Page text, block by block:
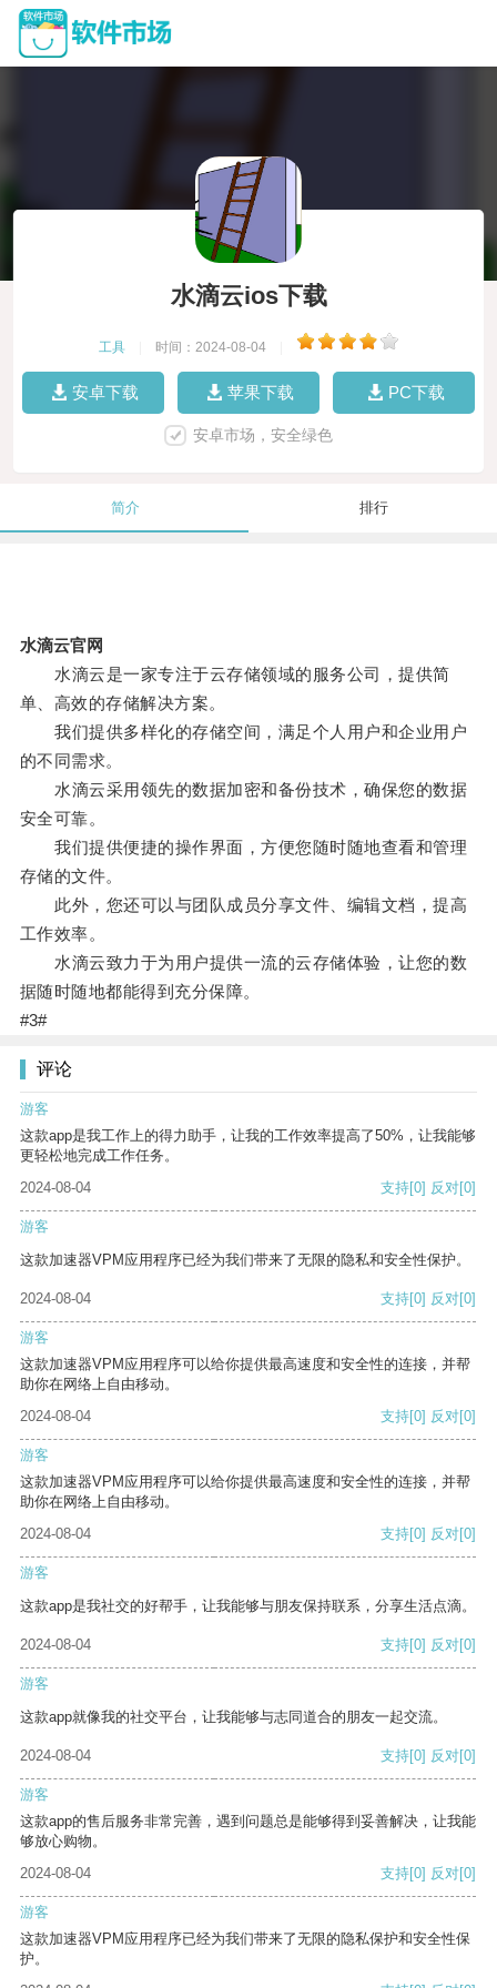
水滴云ios下载
工具 时间：2024-08-04
安卓下载 苹果下载 PC下载
安卓市场，安全绿色
简介 排行
水滴云官网
水滴云是一家专注于云存储领域的服务公司，提供简
单、高效的存储解决方案。
我们提供多样化的存储空间，满足个人用户和企业用户
的不同需求。
水滴云采用领先的数据加密和备份技术，确保您的数据
安全可靠。
我们提供便捷的操作界面，方便您随时随地查看和管理
存储的文件。
此外，您还可以与团队成员分享文件、编辑文档，提高
工作效率。
水滴云致力于为用户提供一流的云存储体验，让您的数
据随时随地都能得到充分保障。
#3#
评论
游客
这款app是我工作上的得力助手，让我的工作效率提高了50%，让我能够
更轻松地完成工作任务。
2024-08-04
支持[0] 反对[0]
游客
这款加速器VPM应用程序已经为我们带来了无限的隐私和安全性保护。
2024-08-04 支持[0] 反对[0]
游客
这款加速器VPM应用程序可以给你提供最高速度和安全性的连接，并帮
助你在网络上自由移动。
2024-08-04
支持[0] 反对[0]
游客
这款加速器VPM应用程序可以给你提供最高速度和安全性的连接，并帮
助你在网络上自由移动。
2024-08-04
支持[0] 反对[0]
游客
这款app是我社交的好帮手，让我能够与朋友保持联系，分享生活点滴。
2024-08-04 支持[0] 反对[0]
游客
这款app就像我的社交平台，让我能够与志同道合的朋友一起交流。
2024-08-04 支持[0] 反对[0]
游客
这款app的售后服务非常完善，遇到问题总是能够得到妥善解决，让我能
够放心购物。
2024-08-04
支持[0] 反对[0]
游客
这款加速器VPM应用程序已经为我们带来了无限的隐私保护和安全性保
护。